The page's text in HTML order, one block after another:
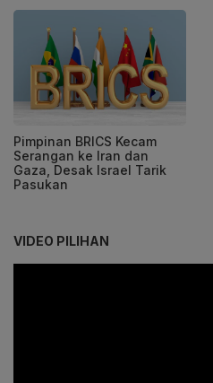
Pimpinan BRICS Kecam
Serangan ke Iran dan
Gaza, Desak Israel Tarik
Pasukan
VIDEO PILIHAN